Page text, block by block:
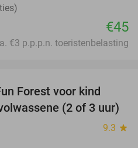
€45
€3 p.p.p.n. toeristenbelasting
Forest voor kind
(2 of 3 uur)
9.3 star